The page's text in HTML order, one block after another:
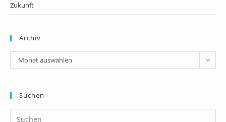
Zukunft
Archiv
Archiv
Monat auswählen
Suchen